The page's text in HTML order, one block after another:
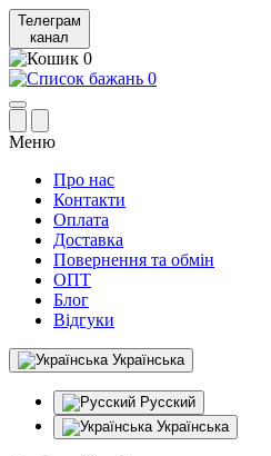
Телеграм
канал
0
0
Меню
Про нас
Контакти
Оплата
Доставка
Повернення та обмін
ОПТ
Блог
Відгуки
Українська
Русский
Українська